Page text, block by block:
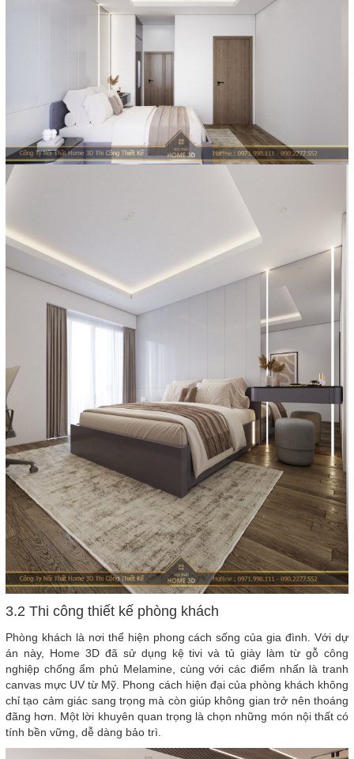
3.2 Thi công thiết kế phòng khách
Phòng khách là nơi thể hiện phong cách sống của gia đình. Với dự
án này, Home 3D đã sử dụng kệ tivi và tủ giày làm từ gỗ công
nghiệp chống ẩm phủ Melamine, cùng với các điểm nhấn là tranh
canvas mực UV từ Mỹ. Phong cách hiện đại của phòng khách không
chỉ tạo cảm giác sang trọng mà còn giúp không gian trở nên thoáng
đãng hơn. Một lời khuyên quan trọng là chọn những món nội thất có
tính bền vững, dễ dàng bảo trì.